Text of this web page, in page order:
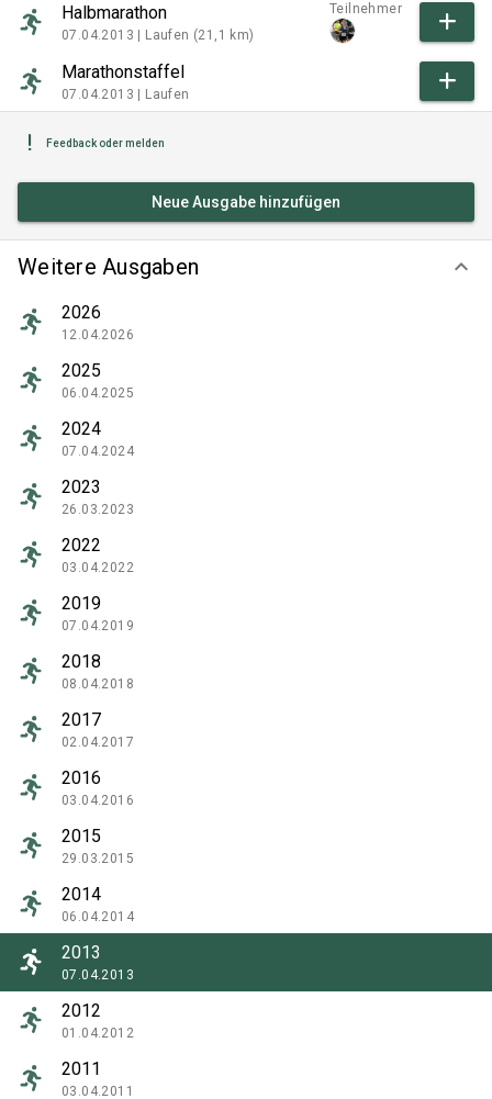
Neue Ausgabe hinzufügen
Weitere Ausgaben keyboard_arrow_down
2026
12.04.2026
2025
06.04.2025
2024
07.04.2024
2023
26.03.2023
2022
03.04.2022
2019
07.04.2019
2018
08.04.2018
2017
02.04.2017
2016
03.04.2016
2015
29.03.2015
2014
06.04.2014
2013
07.04.2013
2012
01.04.2012
2011
03.04.2011
Halbmarathon
07.04.2013 | Laufen (21,1 km)
Teilnehmer
Marathonstaffel
07.04.2013 | Laufen
Feedback oder melden